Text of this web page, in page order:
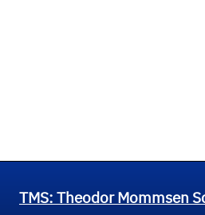
TMS: Theodor Mommsen